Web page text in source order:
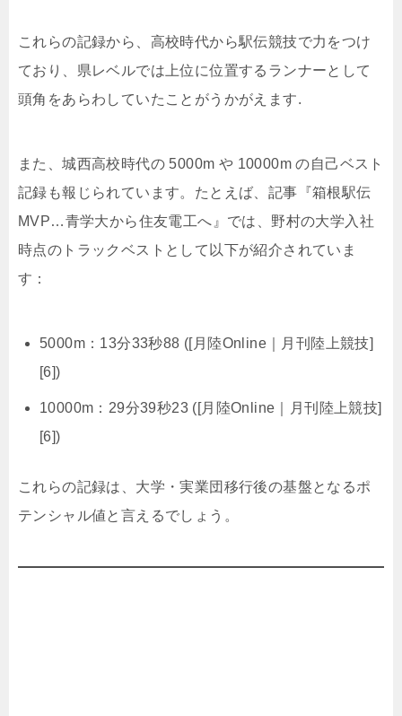
これらの記録から、高校時代から駅伝競技で力をつけ
ており、県レベルでは上位に位置するランナーとして
頭角をあらわしていたことがうかがえます.
また、城西高校時代の 5000m や 10000m の自己ベスト
記録も報じられています。たとえば、記事『箱根駅伝
MVP…青学大から住友電工へ』では、野村の大学入社
時点のトラックベストとして以下が紹介されていま
す：
5000m：13分33秒88 ([月陸Online｜月刊陸上競技]
[6])
10000m：29分39秒23 ([月陸Online｜月刊陸上競技]
[6])
これらの記録は、大学・実業団移行後の基盤となるポ
テンシャル値と言えるでしょう。